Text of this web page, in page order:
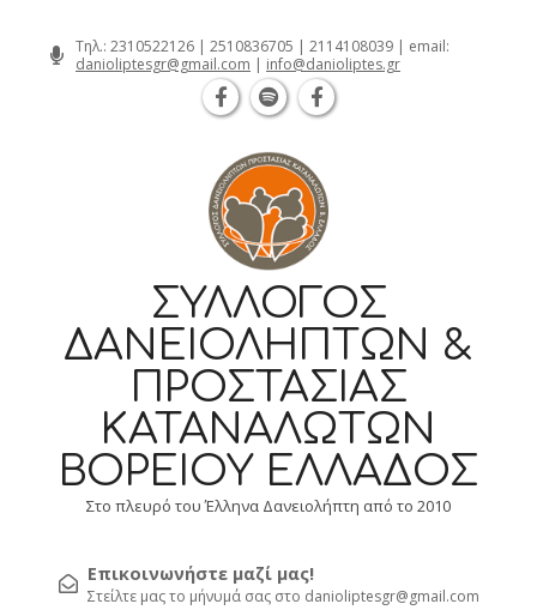
Τηλ.: 2310522126 | 2510836705 | 2114108039 | email:
danioliptesgr@gmail.com | info@danioliptes.gr
ΣΎΛΛΟΓΟΣ
ΔΑΝΕΙΟΛΗΠΤΏΝ &
ΠΡΟΣΤΑΣΊΑΣ
ΚΑΤΑΝΑΛΩΤΏΝ
ΒΟΡΕΊΟΥ ΕΛΛΆΔΟΣ
Στο πλευρό του Έλληνα Δανειολήπτη από το 2010
Επικοινωνήστε μαζί μας!
Στείλτε μας το μήνυμά σας στο danioliptesgr@gmail.com